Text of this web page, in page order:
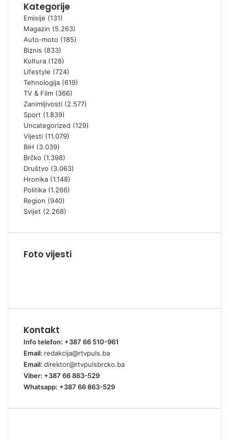
Kategorije
Emisije (131)
Magazin (5.263)
Auto-moto (185)
Biznis (833)
Kultura (128)
Lifestyle (724)
Tehnologija (619)
TV & Film (366)
Zanimljivosti (2.577)
Sport (1.839)
Uncategorized (129)
Vijesti (11.079)
BiH (3.039)
Brčko (1.398)
Društvo (3.063)
Hronika (1.148)
Politika (1.266)
Region (940)
Svijet (2.268)
Foto vijesti
Kontakt
Info telefon: +387 66 510-961
Email: redakcija@rtvpuls.ba
Email: direktor@rtvpulsbrcko.ba
Viber: +387 66 863-529
Whatsapp: +387 66 863-529